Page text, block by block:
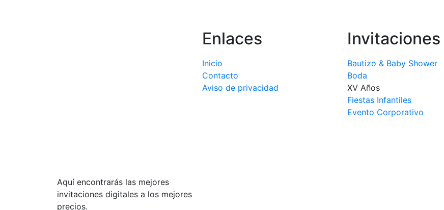
Aquí encontrarás las mejores
invitaciones digitales a los mejores
precios.
Enlaces
Inicio
Contacto
Aviso de privacidad
Invitaciones
Bautizo & Baby Shower
Boda
XV Años
Fiestas Infantiles
Evento Corporativo